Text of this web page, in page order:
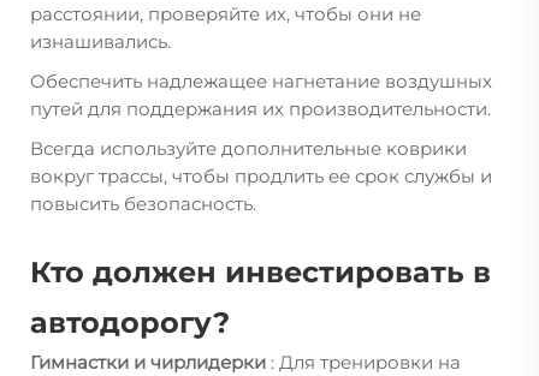
расстоянии, проверяйте их, чтобы они не
изнашивались.
Обеспечить надлежащее нагнетание воздушных
путей для поддержания их производительности.
Всегда используйте дополнительные коврики
вокруг трассы, чтобы продлить ее срок службы и
повысить безопасность.
Кто должен инвестировать в
автодорогу?
Гимнастки и чирлидерки : Для тренировки на